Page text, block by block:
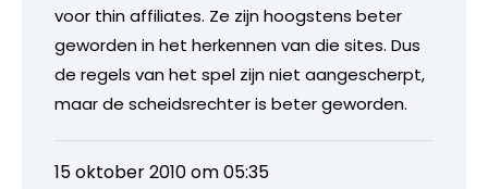
voor thin affiliates. Ze zijn hoogstens beter
geworden in het herkennen van die sites. Dus
de regels van het spel zijn niet aangescherpt,
maar de scheidsrechter is beter geworden.
15 oktober 2010 om 05:35